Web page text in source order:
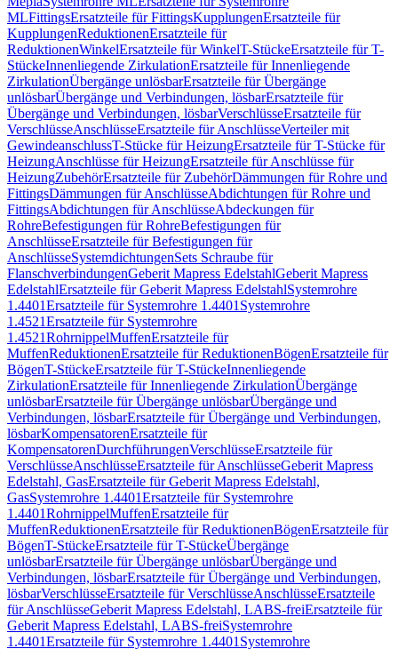
MLFittingsErsatzteile für FittingsKupplungenErsatzteile für
KupplungenReduktionenErsatzteile für
ReduktionenWinkelErsatzteile für WinkelT-StückeErsatzteile für T-
StückeInnenliegende ZirkulationErsatzteile für Innenliegende
ZirkulationÜbergänge unlösbarErsatzteile für Übergänge
unlösbarÜbergänge und Verbindungen, lösbarErsatzteile für
Übergänge und Verbindungen, lösbarVerschlüsseErsatzteile für
VerschlüsseAnschlüsseErsatzteile für AnschlüsseVerteiler mit
GewindeanschlussT-Stücke für HeizungErsatzteile für T-Stücke für
HeizungAnschlüsse für HeizungErsatzteile für Anschlüsse für
HeizungZubehörErsatzteile für ZubehörDämmungen für Rohre und
FittingsDämmungen für AnschlüsseAbdichtungen für Rohre und
FittingsAbdichtungen für AnschlüsseAbdeckungen für
RohreBefestigungen für RohreBefestigungen für
AnschlüsseErsatzteile für Befestigungen für
AnschlüsseSystemdichtungenSets Schraube für
FlanschverbindungenGeberit Mapress EdelstahlGeberit Mapress
EdelstahlErsatzteile für Geberit Mapress EdelstahlSystemrohre
1.4401Ersatzteile für Systemrohre 1.4401 Systemrohre
1.4521Ersatzteile für Systemrohre
1.4521RohrnippelMuffenErsatzteile für
MuffenReduktionenErsatzteile für ReduktionenBögenErsatzteile für
BögenT-StückeErsatzteile für T-StückeInnenliegende
ZirkulationErsatzteile für Innenliegende ZirkulationÜbergänge
unlösbarErsatzteile für Übergänge unlösbarÜbergänge und
Verbindungen, lösbarErsatzteile für Übergänge und Verbindungen,
lösbarKompensatorenErsatzteile für
KompensatorenDurchführungenVerschlüsseErsatzteile für
VerschlüsseAnschlüsseErsatzteile für AnschlüsseGeberit Mapress
Edelstahl, GasErsatzteile für Geberit Mapress Edelstahl,
GasSystemrohre 1.4401Ersatzteile für Systemrohre
1.4401RohrnippelMuffenErsatzteile für
MuffenReduktionenErsatzteile für ReduktionenBögenErsatzteile für
BögenT-StückeErsatzteile für T-StückeÜbergänge
unlösbarErsatzteile für Übergänge unlösbarÜbergänge und
Verbindungen, lösbarErsatzteile für Übergänge und Verbindungen,
lösbarVerschlüsseErsatzteile für VerschlüsseAnschlüsseErsatzteile
für AnschlüsseGeberit Mapress Edelstahl, LABS-freiErsatzteile für
Geberit Mapress Edelstahl, LABS-freiSystemrohre
1.4401Ersatzteile für Systemrohre 1.4401 Systemrohre